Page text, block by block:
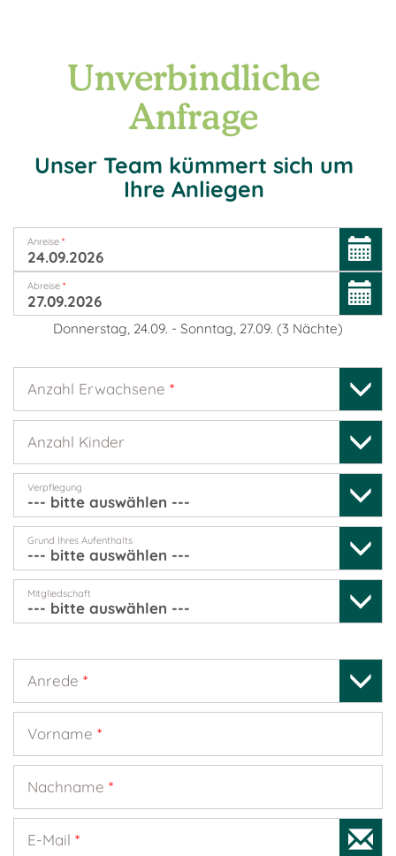
Unverbindliche
Anfrage
Unser Team kümmert sich um
Ihre Anliegen
Anreise *
Abreise *
Donnerstag, 24.09. - Sonntag, 27.09. (3 Nächte)
Anzahl Erwachsene *
Anzahl Kinder
Verpflegung
Grund Ihres Aufenthalts
Mitgliedschaft
Anrede *
Vorname *
Nachname *
E-Mail *